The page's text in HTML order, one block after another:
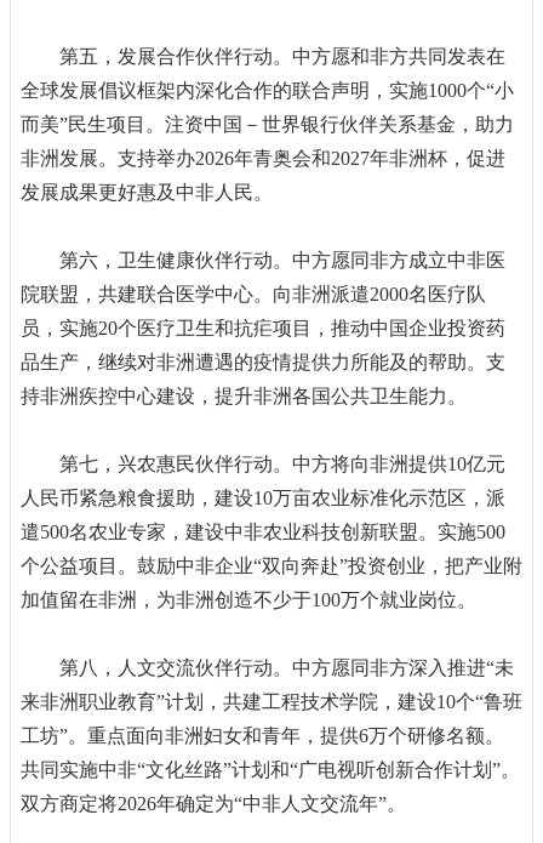
第五，发展合作伙伴行动。中方愿和非方共同发表在
全球发展倡议框架内深化合作的联合声明，实施1000个“小
而美”民生项目。注资中国－世界银行伙伴关系基金，助力
非洲发展。支持举办2026年青奥会和2027年非洲杯，促进
发展成果更好惠及中非人民。
第六，卫生健康伙伴行动。中方愿同非方成立中非医
院联盟，共建联合医学中心。向非洲派遣2000名医疗队
员，实施20个医疗卫生和抗疟项目，推动中国企业投资药
品生产，继续对非洲遭遇的疫情提供力所能及的帮助。支
持非洲疾控中心建设，提升非洲各国公共卫生能力。
第七，兴农惠民伙伴行动。中方将向非洲提供10亿元
人民币紧急粮食援助，建设10万亩农业标准化示范区，派
遣500名农业专家，建设中非农业科技创新联盟。实施500
个公益项目。鼓励中非企业“双向奔赴”投资创业，把产业附
加值留在非洲，为非洲创造不少于100万个就业岗位。
第八，人文交流伙伴行动。中方愿同非方深入推进“未
来非洲职业教育”计划，共建工程技术学院，建设10个“鲁班
工坊”。重点面向非洲妇女和青年，提供6万个研修名额。
共同实施中非“文化丝路”计划和“广电视听创新合作计划”。
双方商定将2026年确定为“中非人文交流年”。